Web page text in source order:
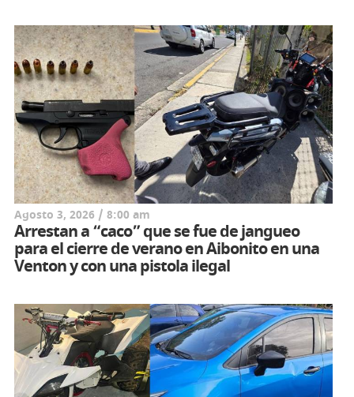
Agosto 3, 2026 / 8:00 am
Arrestan a “caco” que se fue de jangueo
para el cierre de verano en Aibonito en una
Venton y con una pistola ilegal